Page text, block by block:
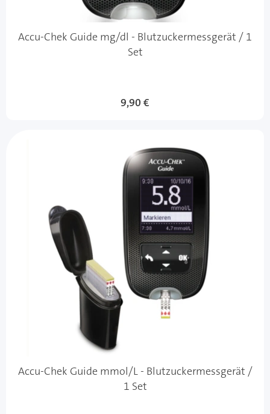
Accu-Chek Guide mg/dl - Blutzuckermessgerät / 1
Set
9,90 €
Accu-Chek Guide mmol/L - Blutzuckermessgerät /
1 Set